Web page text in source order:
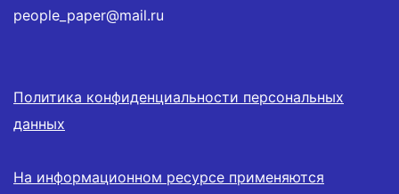
people_paper@mail.ru
Политика конфиденциальности персональных
данных
На информационном ресурсе применяются